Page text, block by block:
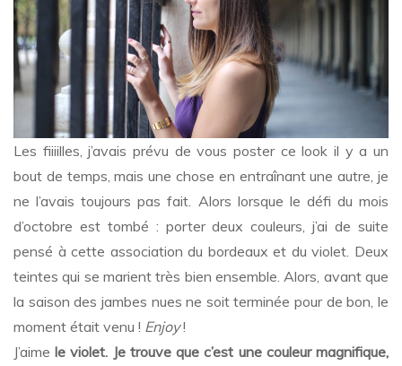
Les fiiiilles, j’avais prévu de vous poster ce look il y a un
bout de temps, mais une chose en entraînant une autre, je
ne l’avais toujours pas fait. Alors lorsque le défi du mois
d’octobre est tombé : porter deux couleurs, j’ai de suite
pensé à cette association du bordeaux et du violet. Deux
teintes qui se marient très bien ensemble. Alors, avant que
la saison des jambes nues ne soit terminée pour de bon, le
moment était venu ! Enjoy!
J’aime le violet. Je trouve que c’est une couleur magnifique,